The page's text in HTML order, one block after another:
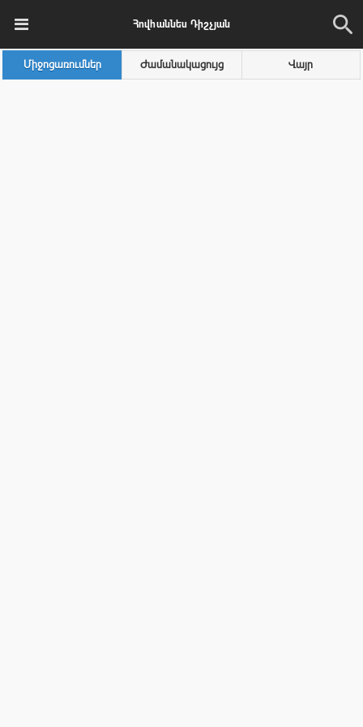
Հովհաննես Դիշչյան
Միջոցառումներ Ժամանակացույց Վայր